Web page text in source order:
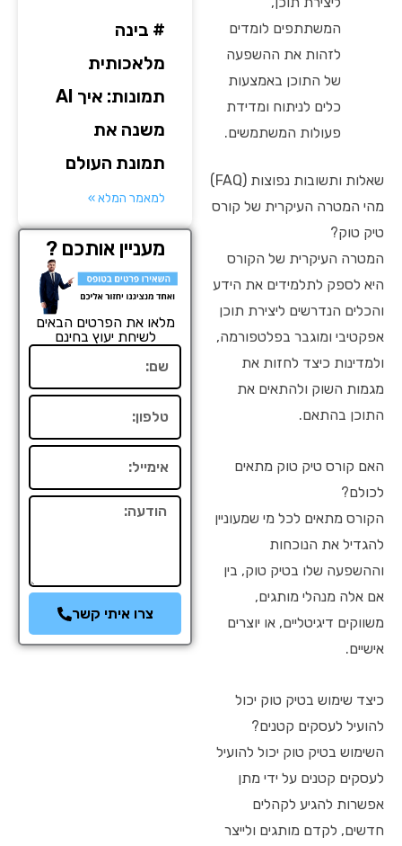
המשתתפים לומדים
לזהות את ההשפעה
של התוכן באמצעות
כלים לניתוח ומדידת
פעולות המשתמשים.
שאלות ותשובות נפוצות (FAQ)
מהי המטרה העיקרית של קורס
טיק טוק?
המטרה העיקרית של הקורס
היא לספק לתלמידים את הידע
והכלים הנדרשים ליצירת תוכן
אפקטיבי ומוגבר בפלטפורמה,
ולמדינות כיצד לחזות את
מגמות השוק ולהתאים את
התוכן בהתאם.
האם קורס טיק טוק מתאים
לכולם?
הקורס מתאים לכל מי שמעוניין
להגדיל את הנוכחות
וההשפעה שלו בטיק טוק, בין
אם אלה מנהלי מותגים,
משווקים דיגיטליים, או יוצרים
אישיים.
כיצד שימוש בטיק טוק יכול
להועיל לעסקים קטנים?
השימוש בטיק טוק יכול להועיל
לעסקים קטנים על ידי מתן
אפשרות להגיע לקהלים
חדשים, לקדם מותגים ולייצר
# בינה
מלאכותית
תמונות: איך AI
משנה את
תמונת העולם
למאמר המלא »
מעניין אותכם ?
מלאו את הפרטים הבאים
לשיחת יעוץ בחינם
הודעה
צרו איתי קשר